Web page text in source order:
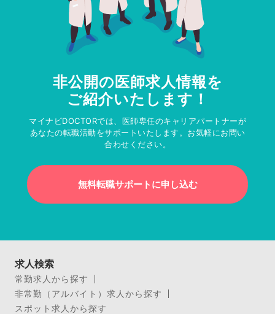
非公開の医師求人情報を
ご紹介いたします！
マイナビDOCTORでは、医師専任のキャリアパートナーが
あなたの転職活動をサポートいたします。お気軽にお問い
合わせください。
無料転職サポートに申し込む
求人検索
常勤求人から探す
非常勤（アルバイト）求人から探す
スポット求人から探す